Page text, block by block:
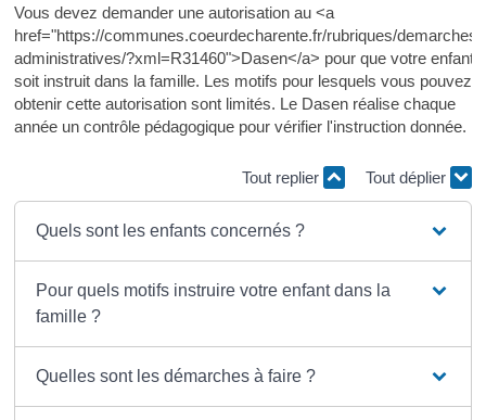
Vous devez demander une autorisation au <a
href="https://communes.coeurdecharente.fr/rubriques/demarches-
administratives/?xml=R31460">Dasen</a> pour que votre enfant
soit instruit dans la famille. Les motifs pour lesquels vous pouvez
obtenir cette autorisation sont limités. Le Dasen réalise chaque
année un contrôle pédagogique pour vérifier l'instruction donnée.
Tout replier Tout déplier
Quels sont les enfants concernés ?
Pour quels motifs instruire votre enfant dans la
famille ?
Quelles sont les démarches à faire ?